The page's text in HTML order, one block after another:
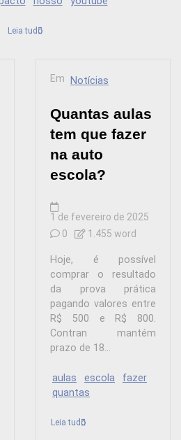
Leia tudo
Em Notícias
Quantas aulas
tem que fazer
na auto
escola?
1 de fevereiro de 2025
0
1.455 word
Hoje, é possível
comprar o resultado
da prova prática
pagando valores entre
R$ 500 e R$ 800.
Contran mantém
prazo de 18...
aulas escola
fazer
quantas
Leia tudo